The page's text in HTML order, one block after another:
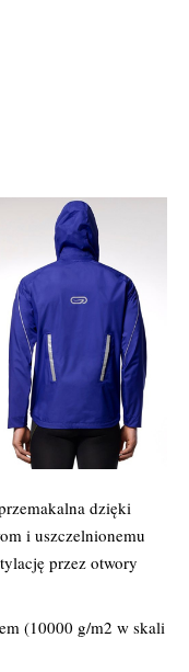
dzięki
i uszczelnionemu
przez otwory
(10000 g/m2 w skali